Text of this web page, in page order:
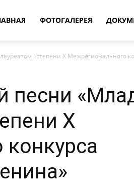
ФОТОГАЛЕРЕЯ
I степени X Межрегионального
песни
X